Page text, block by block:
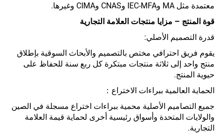
معتمدة مثل MA وIEC-MFA وCNAS وCIMA وغيرها.
قوة المنتج – مزايا منتجات العلامة التجارية
قدرة التصميم الأصلي:
يقوم فريق احترافي مختص بالتصميم والأبحاث السوقية بإطلاق
منتج واحد إلى ثلاثة منتجات مبتكرة كل ربع سنة للحفاظ على
حيوية المنتج.
الحماية العالمية ببراءات الاختراع：
جميع التصاميم الأصلية محمية ببراءات اختراع مسجلة في الصين
والولايات المتحدة وأسواق رئيسية أخرى لحماية قيمة العلامة
التجارية.